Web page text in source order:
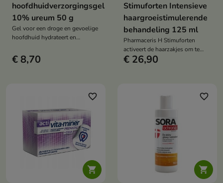
hoofdhuidverzorgingsgel
10% ureum 50 g
Gel voor een droge en gevoelige
hoofdhuid hydrateert en
helpt bij berg en roos, verzwaart
het haar niet, zichtbare
€ 8,70
Stimuforten Intensieve
haargroeistimulerende
behandeling 125 ml
Pharmaceris H Stimuforten
activeert de haarzakjes om te
groeien, verhoogt het
€ 26,90

favorite_border

favorite_border